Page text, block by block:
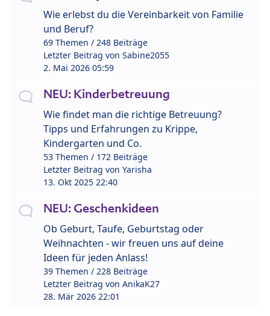
Wie erlebst du die Vereinbarkeit von Familie
und Beruf?
69 Themen / 248 Beiträge
Letzter Beitrag von Sabine2055
2. Mai 2026 05:59
NEU: Kinderbetreuung
Wie findet man die richtige Betreuung?
Tipps und Erfahrungen zu Krippe,
Kindergarten und Co.
53 Themen / 172 Beiträge
Letzter Beitrag von Yarisha
13. Okt 2025 22:40
NEU: Geschenkideen
Ob Geburt, Taufe, Geburtstag oder
Weihnachten - wir freuen uns auf deine
Ideen für jeden Anlass!
39 Themen / 228 Beiträge
Letzter Beitrag von AnikaK27
28. Mär 2026 22:01